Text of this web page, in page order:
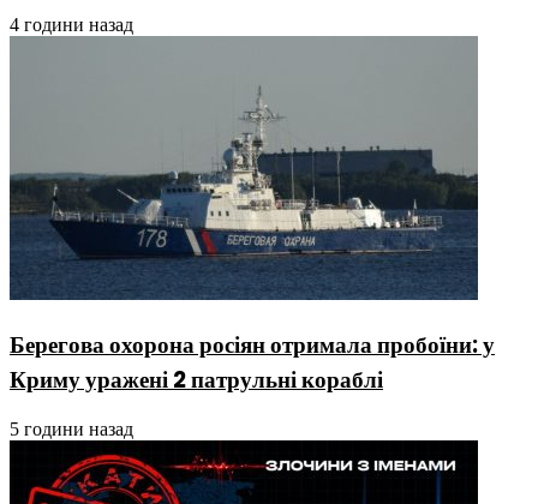
4 години назад
Берегова охорона росіян отримала пробоїни: у
Криму уражені 2 патрульні кораблі
5 години назад